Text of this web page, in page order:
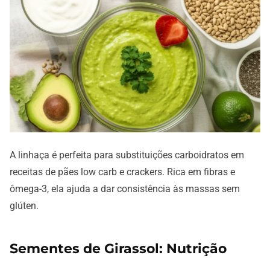
A linhaça é perfeita para substituições carboidratos em
receitas de pães low carb e crackers. Rica em fibras e
ômega-3, ela ajuda a dar consistência às massas sem
glúten.
Sementes de Girassol: Nutrição